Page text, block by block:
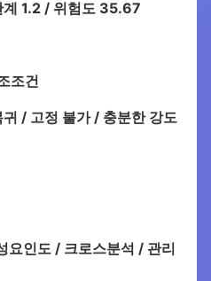
1.2 / 위험도 35.67
조건
/ 고정 불가 / 충분한 강도
요인도 / 크로스분석 / 관리